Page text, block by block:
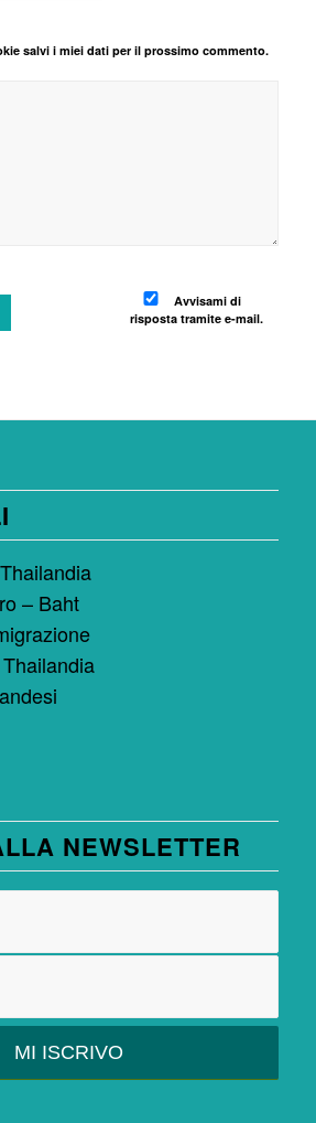
salvi i miei dati per il prossimo commento.
Avvisami di
risposta tramite e-mail.
– Baht
NEWSLETTER